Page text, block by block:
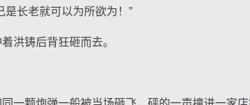
长老就可以为所欲为！”
铸后背狂砸而去。